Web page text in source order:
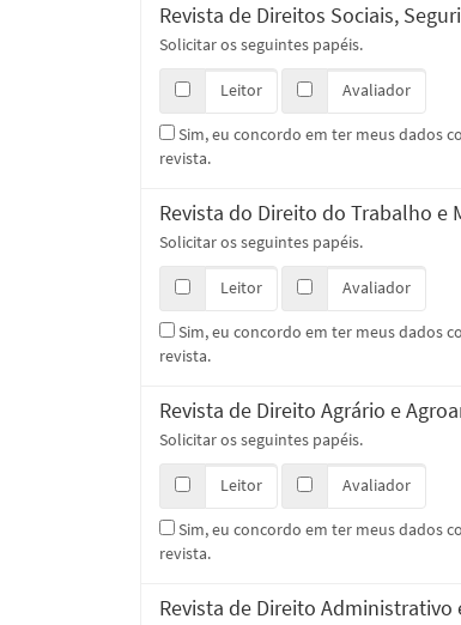
Revista de Direitos Sociais,
Solicitar os seguintes papéis.
Leitor Avaliador
Sim, eu concordo em ter meus dados
revista.
Revista do Direito do Trabalho e
Solicitar os seguintes papéis.
Leitor Avaliador
Sim, eu concordo em ter meus dados
revista.
Revista de Direito Agrário e
Solicitar os seguintes papéis.
Leitor Avaliador
Sim, eu concordo em ter meus dados
revista.
Revista de Direito Administrativo